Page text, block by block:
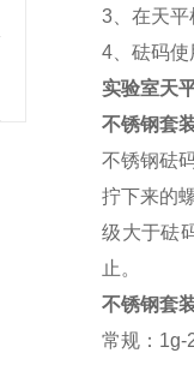
3、在天
4、砝码
实验室天
不锈钢套
不锈钢砝
拧下来的
级大于砝
止。
不锈钢套
常规：1g-